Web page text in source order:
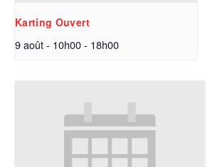
Karting Ouvert
9 août - 10h00- 18h00